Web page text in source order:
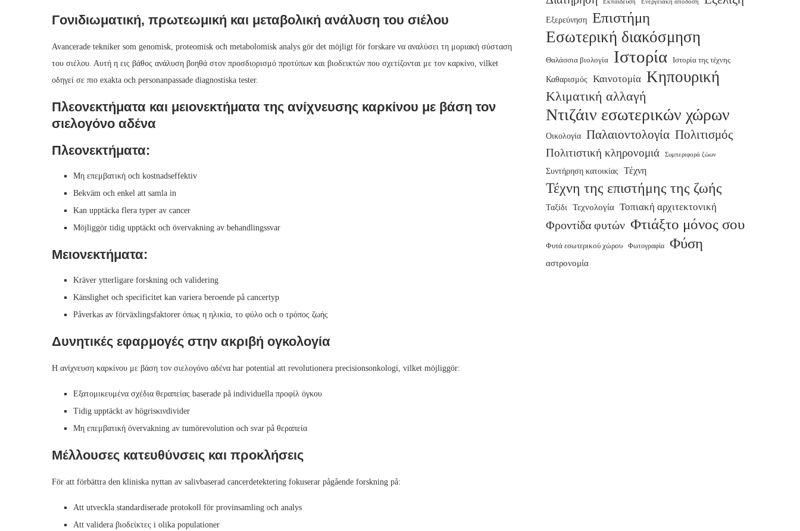
Γονιδιωματική, πρωτεωμική και μεταβολική ανάλυση του σιέλου
Avancerade tekniker som genomisk, proteomisk och metabolomisk analys gör det möjligt för forskare να αναλύσει τη μοριακή σύσταση
του σιέλου. Αυτή η εις βάθος ανάλυση βοηθά στον προσδιορισμό προτύπων και βιοδεικτών που σχετίζονται με τον καρκίνο, vilket
οδηγεί σε πιο exakta och personanpassade diagnostiska tester.
Πλεονεκτήματα και μειονεκτήματα της ανίχνευσης καρκίνου με βάση τον
σιελογόνο αδένα
Πλεονεκτήματα:
Μη επεμβατική och kostnadseffektiv
Bekväm och enkel att samla in
Kan upptäcka flera typer av cancer
Möjliggör tidig upptäckt och övervakning av behandlingssvar
Μειονεκτήματα:
Kräver ytterligare forskning och validering
Κänslighet och specificitet kan variera beroende på cancertyp
Påverkas av förväxlingsfaktorer όπως η ηλικία, το φύλο och ο τρόπος ζωής
Δυνητικές εφαρμογές στην ακριβή ογκολογία
Η ανίχνευση καρκίνου με βάση τον σιελογόνο αδένα har potential att revolutionera precisionsonkologi, vilket möjliggör:
Εξατομικευμένα σχέδια θεραπείας baserade på individuella προφίλ όγκου
Tidig upptäckt av högrisκινdivider
Μη επεμβατική övervakning av tumörevolution och svar på θεραπεία
Μέλλουσες κατευθύνσεις και προκλήσεις
För att förbättra den kliniska nyttan av salivbaserad cancerdetektering fokuserar pågående forskning på:
Att utveckla standardiserade protokoll för provinsamling och analys
Att validera βιοδείκτες i olika populationer
Εξερεύνηση Επιστήμη
Εσωτερική διακόσμηση
Θαλάσσια βιολογία Ιστορία Ιστορία της τέχνης
Καθαρισμός Καινοτομία Κηπουρική
Κλιματική αλλαγή
Ντιζάιν εσωτερικών χώρων
Οικολογία Παλαιοντολογία Πολιτισμός
Πολιτιστική κληρονομιά Συμπεριφορά ζώων
Συντήρηση κατοικίας Τέχνη
Τέχνη της επιστήμης της ζωής
Ταξίδι Τεχνολογία Τοπιακή αρχιτεκτονική
Φροντίδα φυτών Φτιάξτο μόνος σου
Φυτά εσωτερικού χώρου Φωτογραφία Φύση
αστρονομία